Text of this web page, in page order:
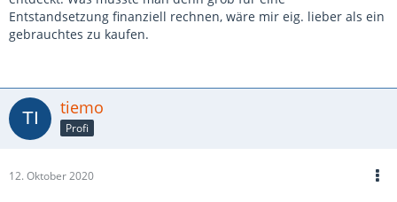
Entstandsetzung finanziell rechnen, wäre mir eig. lieber als ein
gebrauchtes zu kaufen.
tiemo
Profi
12. Oktober 2020